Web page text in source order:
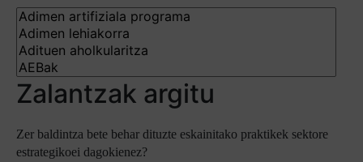
Zalantzak argitu
Zer baldintza bete behar dituzte eskainitako praktikek sektore
estrategikoei dagokienez?